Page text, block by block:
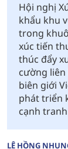
Hội nghị
khẩu khu
trong
xúc tiến
thúc đẩy
cường
biên giới
phát triển
cạnh
LÊ HỒNG